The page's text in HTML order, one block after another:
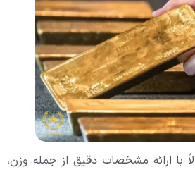
با ارائه مشخصات دقیق از جمله وزن،